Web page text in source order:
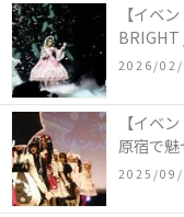
【イベ
BRIGHT
2026/02/
【イベ
原宿で
2025/09/